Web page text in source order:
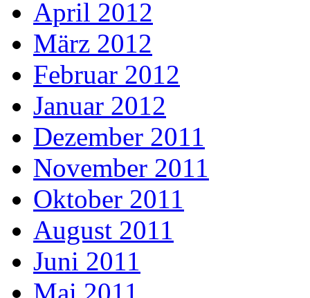
April 2012
März 2012
Februar 2012
Januar 2012
Dezember 2011
November 2011
Oktober 2011
August 2011
Juni 2011
Mai 2011